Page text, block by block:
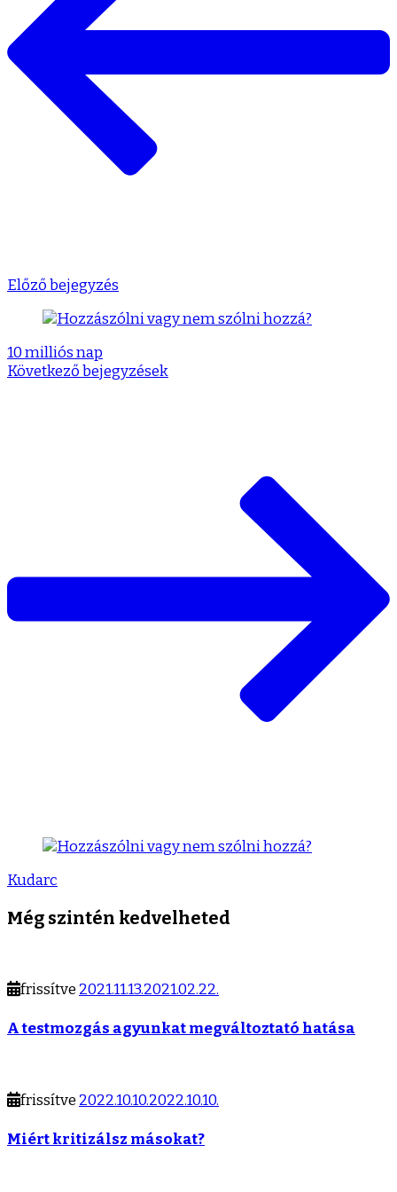
Előző bejegyzés
10 milliós nap
Következő bejegyzések
Kudarc
Még szintén kedvelheted
frissítve 2021.11.13.2021.02.22.
A testmozgás agyunkat megváltoztató hatása
frissítve 2022.10.10.2022.10.10.
Miért kritizálsz másokat?